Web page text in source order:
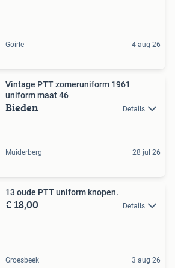
Goirle 4 aug 26
Vintage PTT zomeruniform 1961
uniform maat 46
Bieden Details
Muiderberg 28 jul 26
13 oude PTT uniform knopen.
€ 18,00 Details
Groesbeek 3 aug 26